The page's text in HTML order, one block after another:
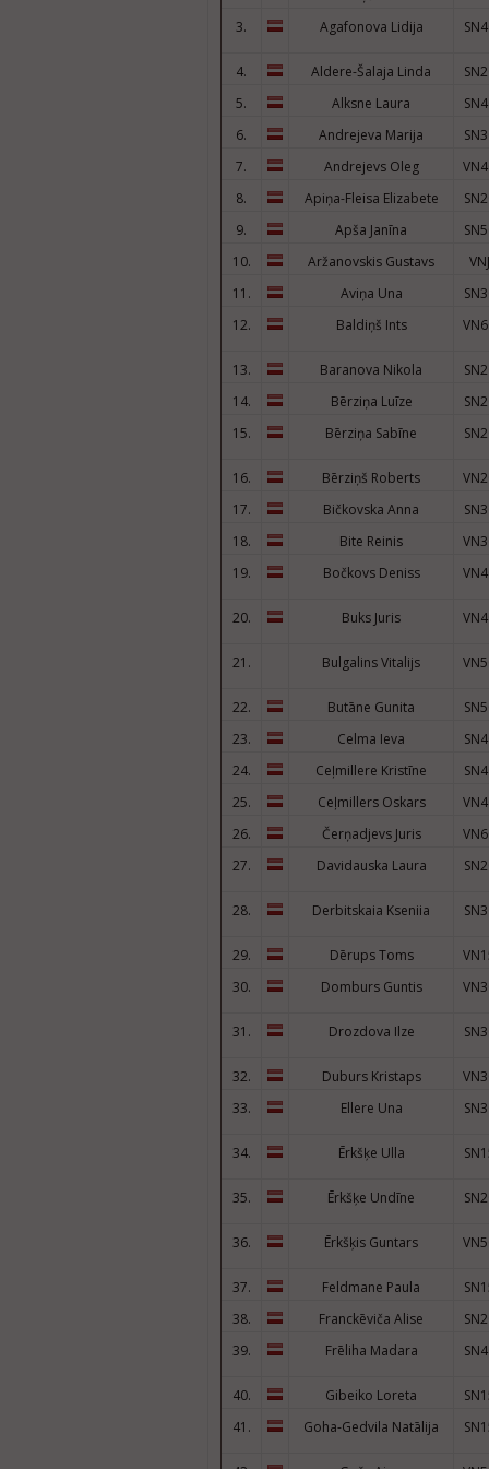
3.
Agafonova Lidija
4. Aldere-Šalaja Linda
5.
Alksne Laura
6.
Andrejeva Marija
7.
Andrejevs Oleg
8.
Apiņa-Fleisa Elizabete
9.
Apša Janīna
10.
Aržanovskis Gustavs
VNJ
11.
Aviņa Una
12.
Baldiņš Ints
13. Baranova Nikola
14.
Bērziņa Luīze
15.
Bērziņa Sabīne
16. Bērziņš Roberts
17.
Bičkovska Anna
18.
Bite Reinis
19.
Bočkovs Deniss
20. Buks Juris
21. Bulgalins Vitalijs
22. Butāne Gunita
23.
Celma Ieva
24.
Ceļmillere Kristīne
25.
Ceļmillers Oskars
26.
Čerņadjevs Juris
27.
Davidauska Laura
28. Derbitskaia Kseniia
29. Dērups Toms
30.
Domburs Guntis
31. Drozdova Ilze
32. Duburs Kristaps
33.
Ellere Una
34. Ērkšķe Ulla
35. Ērkšķe Undīne
36. Ērkšķis Guntars
37. Feldmane Paula
38.
Franckēviča Alise
39.
Frēliha Madara
40. Gibeiko Loreta
41.
Goha-Gedvila Natālija